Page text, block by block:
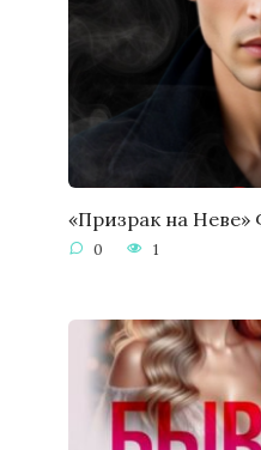
«Призрак на
0 1